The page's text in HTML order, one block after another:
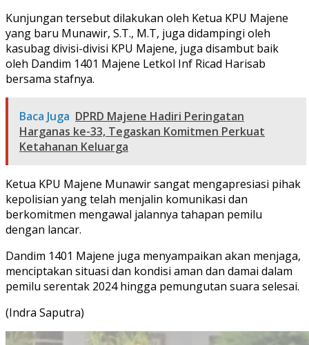
Kunjungan tersebut dilakukan oleh Ketua KPU Majene
yang baru Munawir, S.T., M.T, juga didampingi oleh
kasubag divisi-divisi KPU Majene, juga disambut baik
oleh Dandim 1401 Majene Letkol Inf Ricad Harisab
bersama stafnya.
Baca Juga DPRD Majene Hadiri Peringatan
Harganas ke-33, Tegaskan Komitmen Perkuat
Ketahanan Keluarga
Ketua KPU Majene Munawir sangat mengapresiasi pihak
kepolisian yang telah menjalin komunikasi dan
berkomitmen mengawal jalannya tahapan pemilu
dengan lancar.
Dandim 1401 Majene juga menyampaikan akan menjaga,
menciptakan situasi dan kondisi aman dan damai dalam
pemilu serentak 2024 hingga pemungutan suara selesai.
(Indra Saputra)